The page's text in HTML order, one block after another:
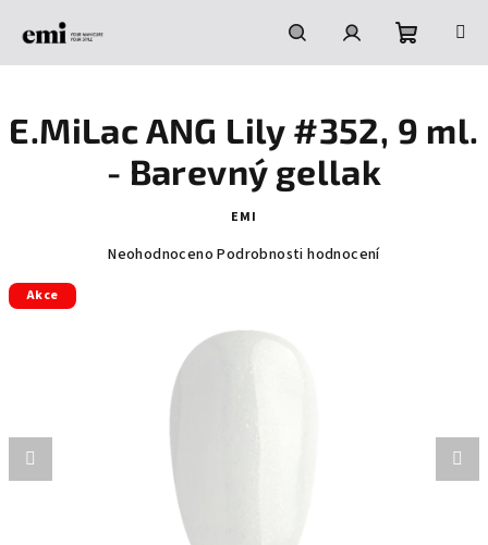
HledatPřihlášeníNákupní
košík
E.MiLac ANG Lily #352, 9 ml.
- Barevný gellak
EMI
Průměrné
hvězdiček.
Neohodnoceno Podrobnosti hodnocení
Akce